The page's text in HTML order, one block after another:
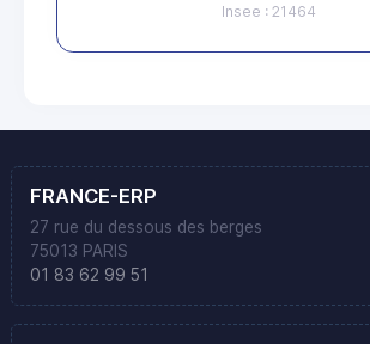
Insee : 21464
FRANCE-ERP
27 rue du dessous des berges
75013 PARIS
01 83 62 99 51